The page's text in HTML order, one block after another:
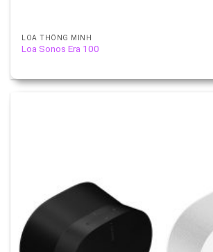
LOA THÔNG MINH
Loa Sonos Era 100